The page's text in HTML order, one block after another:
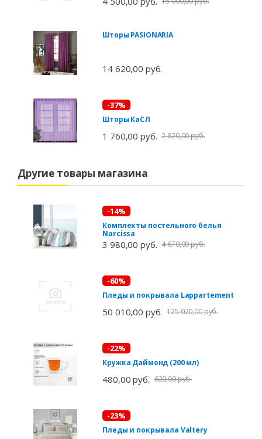
Шторы PASIONARIA
14 620,00 руб.
-37%
Шторы КаСЛ
1 760,00 руб. 2 820,00 руб.
Другие товары магазина
-14%
Комплекты постельного белья
Narcissa
3 980,00 руб. 4 670,00 руб.
-60%
Пледы и покрывала Lappartement
50 010,00 руб. 125 020,00 руб.
-22%
Кружка Даймонд (200 мл)
480,00 руб. 620,00 руб.
-23%
Пледы и покрывала Valtery